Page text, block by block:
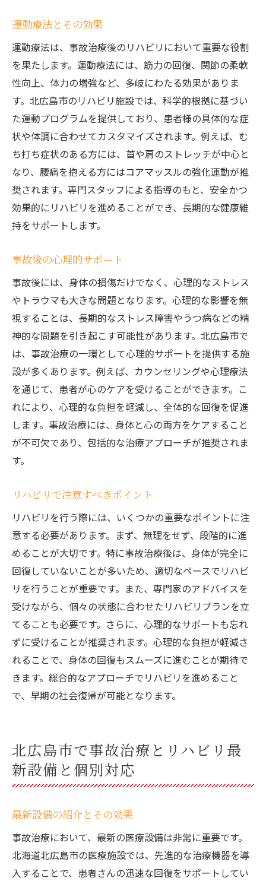
運動療法とその効果
運動療法は、事故治療後のリハビリにおいて重要な役割
を果たします。運動療法には、筋力の回復、関節の柔軟
性向上、体力の増強など、多岐にわたる効果がありま
す。北広島市のリハビリ施設では、科学的根拠に基づい
た運動プログラムを提供しており、患者様の具体的な症
状や体調に合わせてカスタマイズされます。例えば、む
ち打ち症状のある方には、首や肩のストレッチが中心と
なり、腰痛を抱える方にはコアマッスルの強化運動が推
奨されます。専門スタッフによる指導のもと、安全かつ
効果的にリハビリを進めることができ、長期的な健康維
持をサポートします。
事故後の心理的サポート
事故後には、身体の損傷だけでなく、心理的なストレス
やトラウマも大きな問題となります。心理的な影響を無
視することは、長期的なストレス障害やうつ病などの精
神的な問題を引き起こす可能性があります。北広島市で
は、事故治療の一環として心理的サポートを提供する施
設が多くあります。例えば、カウンセリングや心理療法
を通じて、患者が心のケアを受けることができます。こ
れにより、心理的な負担を軽減し、全体的な回復を促進
します。事故治療には、身体と心の両方をケアすること
が不可欠であり、包括的な治療アプローチが推奨されま
す。
リハビリで注意すべきポイント
リハビリを行う際には、いくつかの重要なポイントに注
意する必要があります。まず、無理をせず、段階的に進
めることが大切です。特に事故治療後は、身体が完全に
回復していないことが多いため、適切なペースでリハビ
リを行うことが重要です。また、専門家のアドバイスを
受けながら、個々の状態に合わせたリハビリプランを立
てることも必要です。さらに、心理的なサポートも忘れ
ずに受けることが推奨されます。心理的な負担が軽減さ
れることで、身体の回復もスムーズに進むことが期待で
きます。総合的なアプローチでリハビリを進めること
で、早期の社会復帰が可能となります。
北広島市で事故治療とリハビリ最
新設備と個別対応
最新設備の紹介とその効果
事故治療において、最新の医療設備は非常に重要です。
北海道北広島市の医療施設では、先進的な治療機器を導
入することで、患者さんの迅速な回復をサポートしてい